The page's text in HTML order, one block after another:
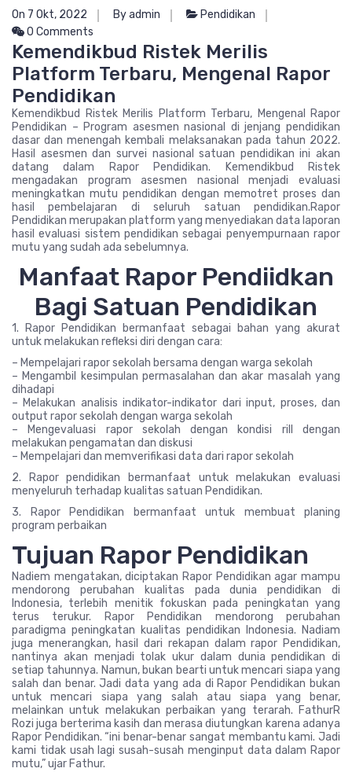
On 7 Okt, 2022 By admin
Pendidikan
0 Comments
Kemendikbud Ristek Merilis
Platform Terbaru, Mengenal Rapor
Pendidikan
Kemendikbud Ristek Merilis Platform Terbaru, Mengenal Rapor
Pendidikan – Program asesmen nasional di jenjang pendidikan
dasar dan menengah kembali melaksanakan pada tahun 2022.
Hasil asesmen dan survei nasional satuan pendidikan ini akan
datang dalam Rapor Pendidikan. Kemendikbud Ristek
mengadakan program asesmen nasional menjadi evaluasi
meningkatkan mutu pendidikan dengan memotret proses dan
hasil pembelajaran di seluruh satuan pendidikan.Rapor
Pendidikan merupakan platform yang menyediakan data laporan
hasil evaluasi sistem pendidikan sebagai penyempurnaan rapor
mutu yang sudah ada sebelumnya.
Manfaat Rapor Pendiidkan
Bagi Satuan Pendidikan
1. Rapor Pendidikan bermanfaat sebagai bahan yang akurat
untuk melakukan refleksi diri dengan cara:
– Mempelajari rapor sekolah bersama dengan warga sekolah
– Mengambil kesimpulan permasalahan dan akar masalah yang
dihadapi
– Melakukan analisis indikator-indikator dari input, proses, dan
output rapor sekolah dengan warga sekolah
– Mengevaluasi rapor sekolah dengan kondisi rill dengan
melakukan pengamatan dan diskusi
– Mempelajari dan memverifikasi data dari rapor sekolah
2. Rapor pendidikan bermanfaat untuk melakukan evaluasi
menyeluruh terhadap kualitas satuan Pendidikan.
3. Rapor Pendidikan bermanfaat untuk membuat planing
program perbaikan
Tujuan Rapor Pendidikan
Nadiem mengatakan, diciptakan Rapor Pendidikan agar mampu
mendorong perubahan kualitas pada dunia pendidikan di
Indonesia, terlebih menitik fokuskan pada peningkatan yang
terus terukur. Rapor Pendidikan mendorong perubahan
paradigma peningkatan kualitas pendidikan Indonesia. Nadiam
juga menerangkan, hasil dari rekapan dalam rapor Pendidikan,
nantinya akan menjadi tolak ukur dalam dunia pendidikan di
setiap tahunnya. Namun, bukan bearti untuk mencari siapa yang
salah dan benar. Jadi data yang ada di Rapor Pendidikan bukan
untuk mencari siapa yang salah atau siapa yang benar,
melainkan untuk melakukan perbaikan yang terarah. FathurR
Rozi juga berterima kasih dan merasa diutungkan karena adanya
Rapor Pendidikan. “ini benar-benar sangat membantu kami. Jadi
kami tidak usah lagi susah-susah menginput data dalam Rapor
mutu,” ujar Fathur.